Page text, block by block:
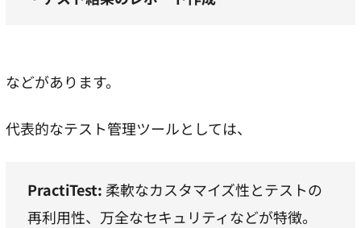
などがあります。
代表的なテスト管理ツールとしては、
PractiTest: 柔軟なカスタマイズ性とテストの
再利用性、万全なセキュリティなどが特徴。